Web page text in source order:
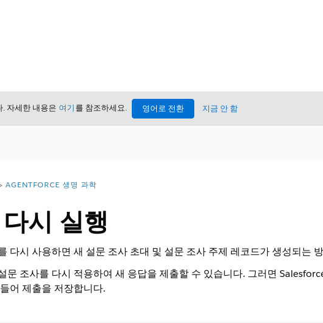
자세한 내용은 여기 를 참조하세요. 영어로 전환 지금 안 함
AGENTFORCE 생명 과학
시 실행
다시 사용하면 새 설문 조사 초대 및 설문 조사 주제 레코드가 생성되는
문 조사를 다시 적용하여 새 응답을 제출할 수 있습니다. 그러면
어 제출을 저장합니다.